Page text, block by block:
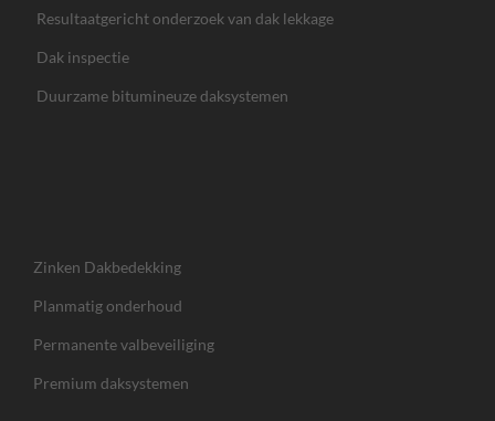
Resultaatgericht onderzoek van dak lekkage
Dak inspectie
Duurzame bitumineuze daksystemen
Zinken Dakbedekking
Planmatig onderhoud
Permanente valbeveiliging
Premium daksystemen